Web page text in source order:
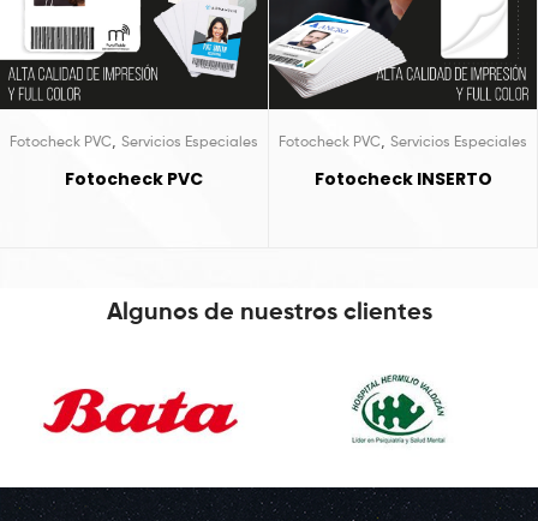
Fotocheck PVC Servicios Especiales
Fotocheck PVC
Fotocheck PVC Servicios Especiales
Fotocheck INSERTO
Algunos de nuestros clientes